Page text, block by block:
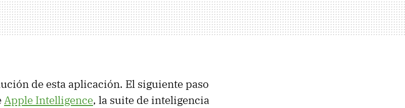
de esta aplicación. El siguiente paso
Apple Intelligence, la suite de inteligencia